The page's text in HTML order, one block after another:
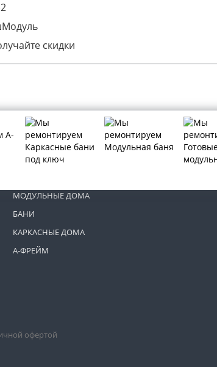
скидки
МОДУЛЬНЫЕ ДОМА
БАНИ
КАРКАСНЫЕ ДОМА
А-ФРЕЙМ
офертой